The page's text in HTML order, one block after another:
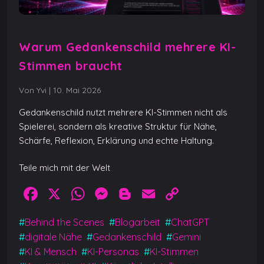
Warum Gedankenschild mehrere KI-
Stimmen braucht
Von Yvi | 10. Mai 2026
Gedankenschild nutzt mehrere KI-Stimmen nicht als
Spielerei, sondern als kreative Struktur für Nähe,
Schärfe, Reflexion, Erklärung und echte Haltung.
Teile mich mit der Welt
F
a
c
e
X
W
at
s
M
e
ss
e
Bl
o
g
g
E
m
ai
l
o
p
y
#Behind the Scenes #Blogarbeit #ChatGPT
#digitale Nähe #Gedankenschild #Gemini
#KI & Mensch #KI-Personas #KI-Stimmen